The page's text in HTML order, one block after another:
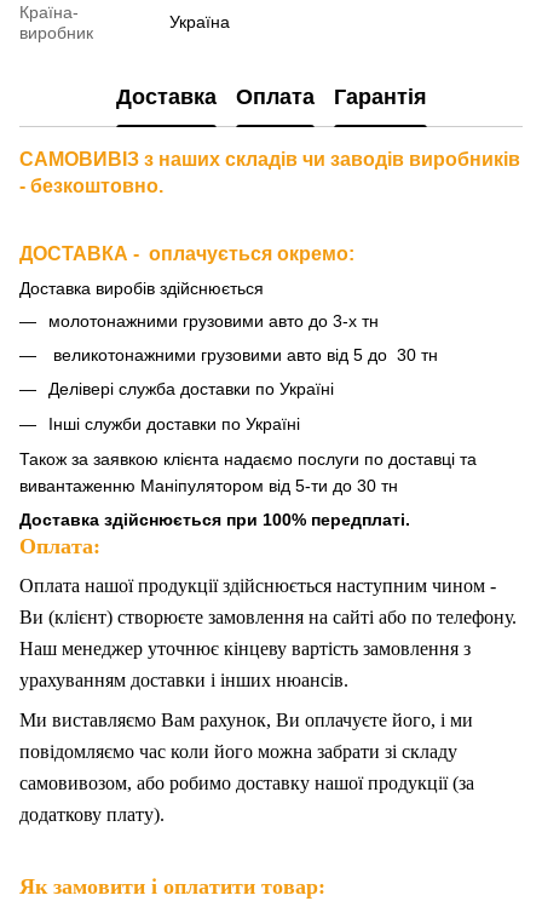
Країна-
виробник
Україна
Доставка Оплата Гарантія
САМОВИВІЗ з наших складів чи заводів виробників
- безкоштовно.
ДОСТАВКА - оплачується окремо:
Доставка виробів здійснюється
молотонажними грузовими авто до 3-х тн
великотонажними грузовими авто від 5 до 30 тн
Делівері служба доставки по Україні
Інші служби доставки по Україні
Також за заявкою клієнта надаємо послуги по доставці та
вивантаженню Маніпулятором від 5-ти до 30 тн
Доставка здійснюється при 100% передплаті.
Оплата:
Оплата нашої продукції здійснюється наступним чином -
Ви (клієнт) створюєте замовлення на сайті або по телефону.
Наш менеджер уточнює кінцеву вартість замовлення з
урахуванням доставки і інших нюансів.
Ми виставляємо Вам рахунок, Ви оплачуєте його, і ми
повідомляємо час коли його можна забрати зі складу
самовивозом, або робимо доставку нашої продукції (за
додаткову плату).
Як замовити і оплатити товар: